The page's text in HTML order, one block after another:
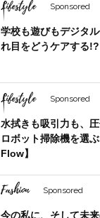
Lifestyle Sponsored
学校も遊びもデジタ
れ目をどうケアする!?
Lifestyle Sponsored
水拭きも吸引力も、
ロボット掃除機を選
Flow】
Fashion Sponsored
今の私に、そして未